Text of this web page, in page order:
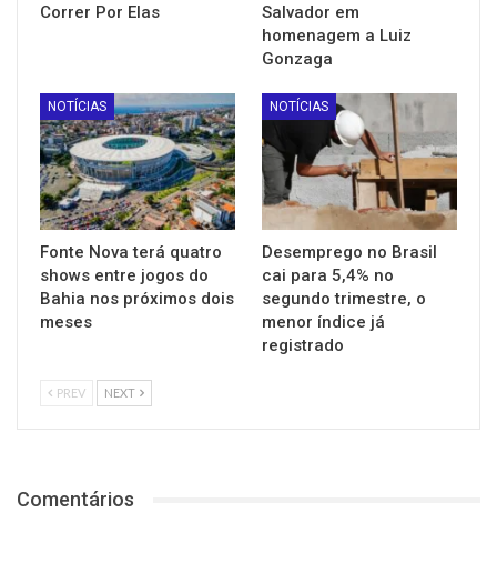
Correr Por Elas
Salvador em
homenagem a Luiz
Gonzaga
NOTÍCIAS
Fonte Nova terá quatro
shows entre jogos do
Bahia nos próximos dois
meses
NOTÍCIAS
Desemprego no Brasil
cai para 5,4% no
segundo trimestre, o
menor índice já
registrado
PREV NEXT
Comentários